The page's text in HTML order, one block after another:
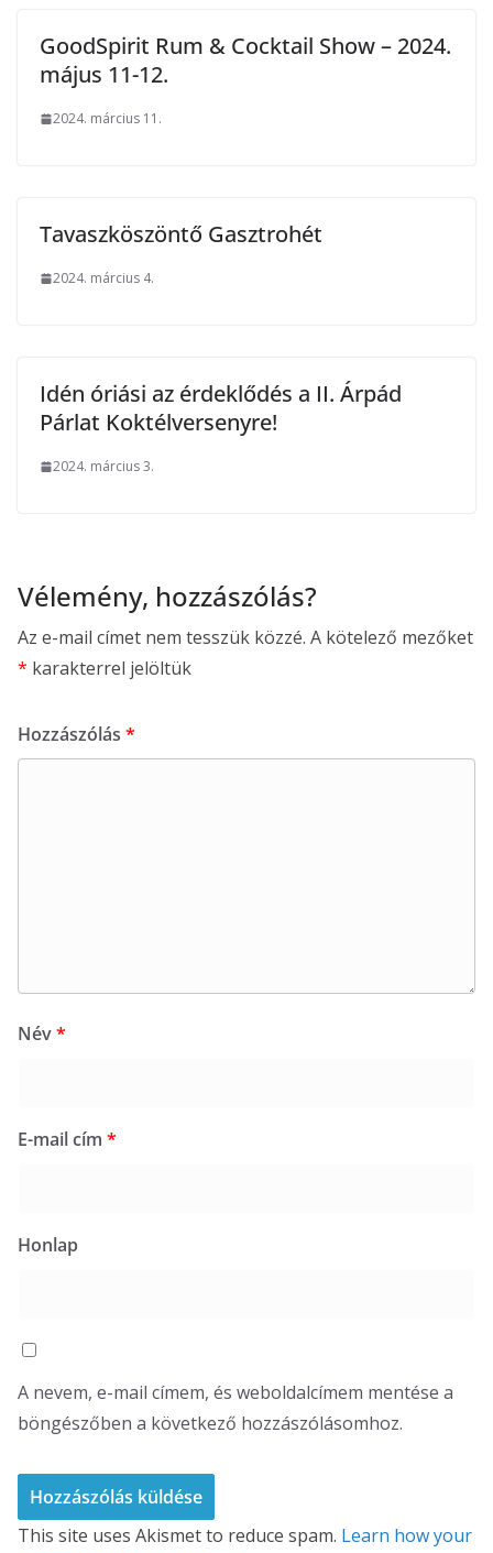
GoodSpirit Rum & Cocktail Show – 2024.
május 11-12.
2024. március 11.
Tavaszköszöntő Gasztrohét
2024. március 4.
Idén óriási az érdeklődés a II. Árpád
Párlat Koktélversenyre!
2024. március 3.
Vélemény, hozzászólás?
Az e-mail címet nem tesszük közzé. A kötelező mezőket
* karakterrel jelöltük
Hozzászólás *
Név*
E-mail cím *
Honlap
A nevem, e-mail címem, és weboldalcímem mentése a
böngészőben a következő hozzászólásomhoz.
This site uses Akismet to reduce spam. Learn how your